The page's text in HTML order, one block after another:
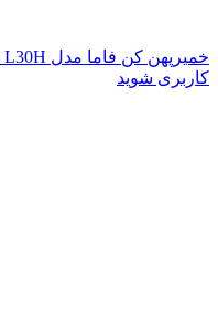
خمیرپهن کن فاما مدل L30H
کاربری شوید